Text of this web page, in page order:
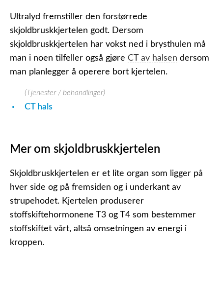
Ultralyd fremstiller den forstørrede
skjoldbruskkjertelen godt. Dersom
skjoldbruskkjertelen har vokst ned i brysthulen må
man i noen tilfeller også gjøre CT av halsen dersom
man planlegger å operere bort kjertelen.
(Tjenester / behandlinger)
CT hals
Mer om skjoldbruskkjertelen
Skjoldbruskkjertelen er et lite organ som ligger på
hver side og på fremsiden og i underkant av
strupehodet. Kjertelen produserer
stoffskiftehormonene T3 og T4 som bestemmer
stoffskiftet vårt, altså omsetningen av energi i
kroppen.